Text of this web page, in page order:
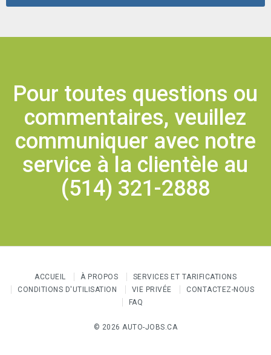
Pour toutes questions ou
commentaires, veuillez
communiquer avec notre
service à la clientèle au
(514) 321-2888
ACCUEIL À PROPOS
SERVICES ET TARIFICATIONS
CONDITIONS D'UTILISATION
VIE PRIVÉE
CONTACTEZ-NOUS
FAQ
© 2026 AUTO-JOBS.CA